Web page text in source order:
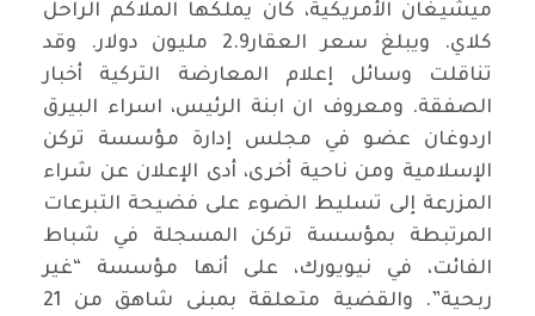
ميشيغان الأمريكية، كان يملكها الملاكم الراحل
كلاي. ويبلغ سعر العقار2.9 مليون دولار. وقد
تناقلت وسائل إعلام المعارضة التركية أخبار
الصفقة. ومعروف ان ابنة الرئيس، اسراء البيرق
اردوغان عضو في مجلس إدارة مؤسسة تركن
الإسلامية ومن ناحية أخرى، أدى الإعلان عن شراء
المزرعة إلى تسليط الضوء على فضيحة التبرعات
المرتبطة بمؤسسة تركن المسجلة في شباط
الفائت، في نيويورك، على أنها مؤسسة “غير
ربحية”. والقضية متعلقة بمبنى شاهق من 21